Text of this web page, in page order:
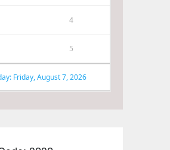
4
5
Friday, August 7, 2026